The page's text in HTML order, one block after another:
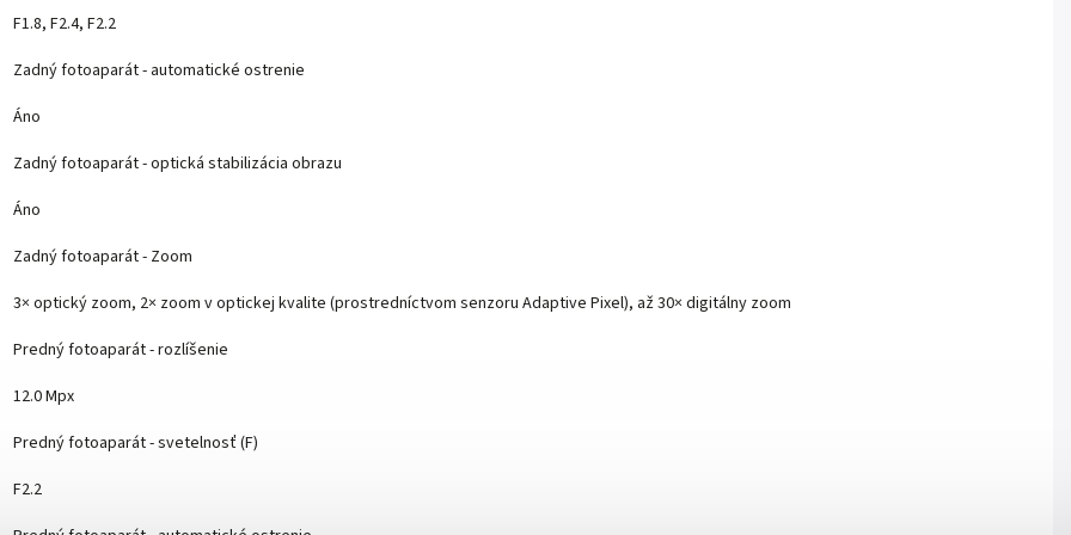
F1.8, F2.4, F2.2
Zadný fotoaparát - automatické ostrenie
Áno
Zadný fotoaparát - optická stabilizácia obrazu
Áno
Zadný fotoaparát - Zoom
3× optický zoom, 2× zoom v optickej kvalite (prostredníctvom senzoru Adaptive Pixel), až 30× digitálny zoom
Predný fotoaparát - rozlíšenie
12.0 Mpx
Predný fotoaparát - svetelnosť (F)
F2.2